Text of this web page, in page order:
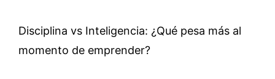
Disciplina vs Inteligencia: ¿Qué pesa más al
momento de emprender?